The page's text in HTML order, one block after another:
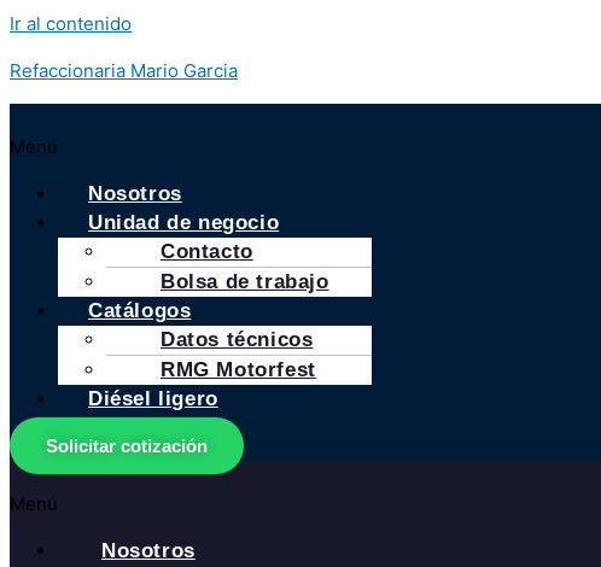
Ir al contenido
Refaccionaria Mario Garcia
Menú
Nosotros
Unidad de negocio
Contacto
Bolsa de trabajo
Catálogos
Datos técnicos
RMG Motorfest
Diésel ligero
Solicitar cotización
Menú
Nosotros